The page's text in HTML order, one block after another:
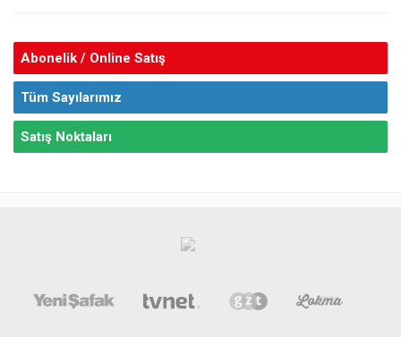
Abonelik / Online Satış
Tüm Sayılarımız
Satış Noktaları